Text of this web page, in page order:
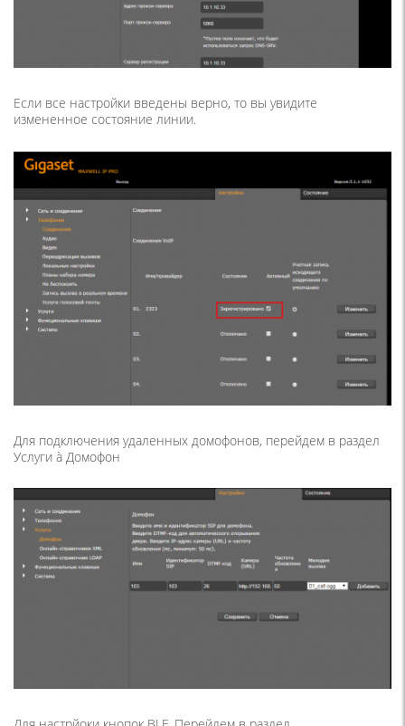
Если все настройки введены верно, то вы увидите
измененное состояние линии.
Для подключения удаленных домофонов, перейдем в раздел
Услуги à Домофон